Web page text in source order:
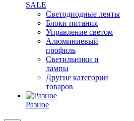
SALE
Светодиодные ленты
Блоки питания
Управление светом
Алюминиевый
профиль
Светильники и
лампы
Другие категории
товаров
Разное